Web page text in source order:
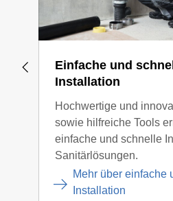
Einfache und
Installation
Hochwertige und
sowie hilfreiche Tools
einfache und schnelle
Sanitärlösungen.
Mehr über einfache
Installation